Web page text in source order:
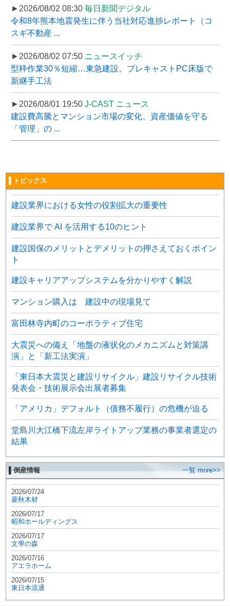
►2026/08/02 08:30 毎日新聞デジタル
令和8年熊本地震発生に伴う当社対応進捗レポート（コ
スギ不動産 ...
►2026/08/02 07:50 ニュースイッチ
型枠作業30％短縮…東急建設、プレキャストPC床版で
新継手工法
►2026/08/01 19:50 J-CAST ニュース
建設費高騰とマンション市場の変化、資産価値を守る
「管理」の ...
▌トピックス
建設業界における女性の役割拡大の重要性
建設業界で AI を活用する10のヒント
建設国保のメリットとデメリットの押さえておくポイン
ト
建設キャリアアップシステムを分かりやすく解説
マンション購入は 建設中の現場見て
富田林寺内町のコーポラティブ住宅
大震災への備え「地盤の液状化のメカニズムと対策講
演」と「新工法実演」
「東日本大震災と建設リサイクル」建設リサイクル技術
発表会・技術展示会出展者募集
「アメリカ」デフォルト（債務不履行）の危機が迫る
堂島川大江橋下流左岸ライトアップ業務の事業者選定の
結果
▌倒産情報 一覧 more>>
2026/07/24
菱秋木材
2026/07/17
昭和ホールディングス
2026/07/17
文學の森
2026/07/16
アエラホーム
2026/07/15
東日本流通